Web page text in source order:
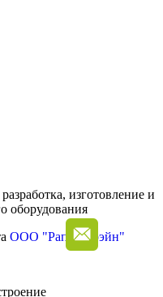
изготовление и
оборудования
ООО "Рапид Брэйн"